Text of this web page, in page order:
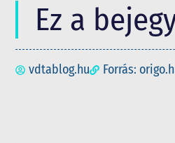
Ez a
vdtablog.hu Forrás: